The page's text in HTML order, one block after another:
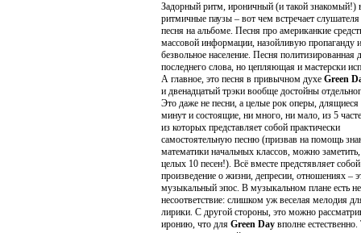
Задорный ритм, ироничный (и такой знакомый!)
ритмичные паузы – вот чем встречает слушателя
песня на альбоме. Песня про американкие
массовой информации, назойливую пропаганду и
безвольное население. Песня политизированная
последнего слова, но цепляющая и мастерски
А главное, это песня в привычном духе Green
и двенадцатый трэки вообще достойны
Это даже не песни, а целые рок оперы, длящиеся
минут и состоящие, ни много, ни мало, из 5
из которых представляет собой практически
самостоятельную песню (призвав на помощь
математики начальных классов, можно заметить,
целых 10 песен!). Всё вместе предстявляет собой
произведение о жизни, депресии, отношениях –
музыкальный эпос. В музыкальном плане есть
несоответствие: слишком уж веселая мелодия
лирики. С другой стороны, это можно
иронию, что для Green Day вполне естественно.